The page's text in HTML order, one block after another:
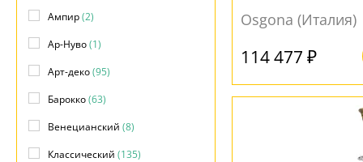
Osgona (Италия)
114 477 ₽
Ампир(2)
Ар-Нуво(1)
Арт-деко(95)
Барокко(63)
Венецианский (8)
Классический (135)